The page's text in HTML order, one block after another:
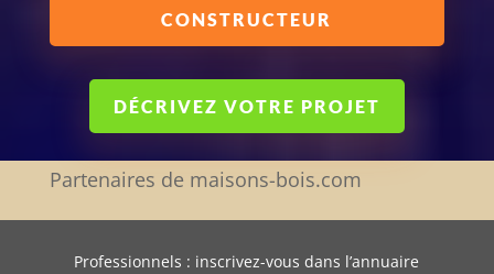
CONSTRUCTEUR
DÉCRIVEZ VOTRE PROJET
Partenaires de maisons-bois.com
Professionnels : inscrivez-vous dans l’annuaire